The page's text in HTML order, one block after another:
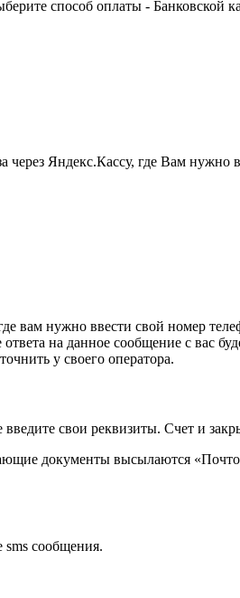
способ оплаты -
Яндекс.Кассу, где Вам
вам нужно ввести свой номер
на данное сообщение с вас
у своего оператора.
свои реквизиты. Счет и
документы высылаются
сообщения.